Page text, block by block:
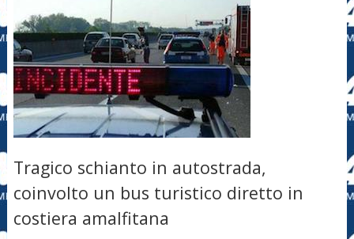
Tragico schianto in autostrada,
coinvolto un bus turistico diretto in
costiera amalfitana